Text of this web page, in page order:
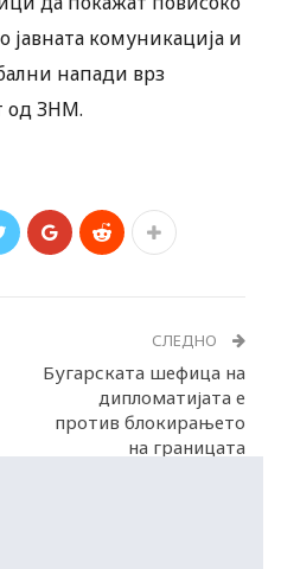
јавната комуникација и
напади врз
од ЗНМ.
СЛЕДНО
Бугарската шефица на
дипломатијата е
против блокирањето
на границата